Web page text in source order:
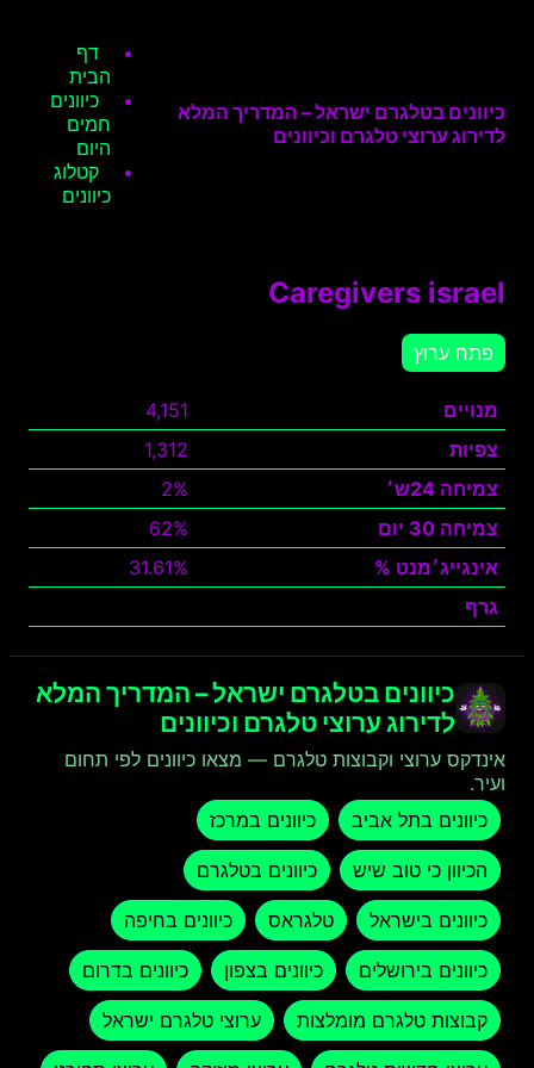
כיוונים בטלגרם ישראל – המדריך המלא
לדירוג ערוצי טלגרם וכיוונים
דף
הבית
כיוונים
חמים
היום
קטלוג
כיוונים
Caregivers israel
פתח ערוץ
מנויים
4,151
צפיות
1,312
צמיחה 24ש׳
2%
צמיחה 30 יום
62%
אינגייג׳מנט %
31.61%
גרף
כיוונים בטלגרם ישראל – המדריך המלא
לדירוג ערוצי טלגרם וכיוונים
אינדקס ערוצי וקבוצות טלגרם — מצאו כיוונים לפי תחום
ועיר.
כיוונים בתל אביב
כיוונים במרכז
הכיוון כי טוב שיש כיוונים בטלגרם
כיוונים בישראל טלגראס כיוונים בחיפה
כיוונים בירושלים כיוונים בצפון כיוונים בדרום
קבוצות טלגרם מומלצות ערוצי טלגרם ישראל